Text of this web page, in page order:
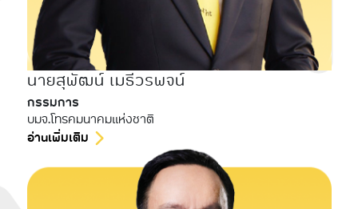
นายสุพัฒน์ เมธีวรพจน์
กรรมการ
บมจ.โทรคมนาคมแห่งชาติ
อ่านเพิ่มเติม